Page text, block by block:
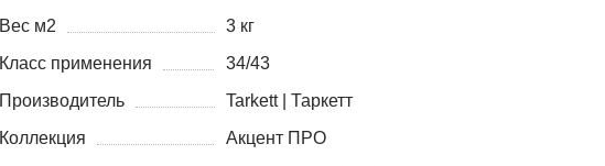
Вес м2
3 кг
Класс применения
34/43
Производитель
Tarkett | Таркетт
Коллекция
Акцент ПРО